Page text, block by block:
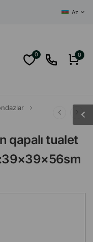
Az
0 0
qapalı tualet